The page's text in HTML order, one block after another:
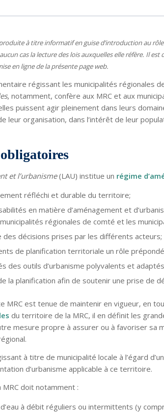
à titre informatif en guise d’introduction au
cas la lecture des lois auxquelles elle réfère. Il
en ligne de la présente page web.
régissant les municipalités régionales
, notamment, confère aux MRC et aux
puissent agir pleinement dans leurs
leur organisation, dans l’intérêt de leur
et l’urbanisme(LAU) institue un régime
réfléchi et durable du territoire;
en matière d’aménagement et
régionales de comté et les
des décisions prises par les différents acteurs;
de planification territoriale un rôle
des outils d’urbanisme polyvalents et
la planification afin de soutenir une prise de
MRCest tenue de maintenir en vigueur, en
du territoire de la MRC, il en définit les
mesure propre à assurer ou à favoriser sa
à titre de municipalité locale à l’égard
d’urbanisme applicable à ce territoire.
MRC doit notamment :
d’eau à débit réguliers ou intermittents (y